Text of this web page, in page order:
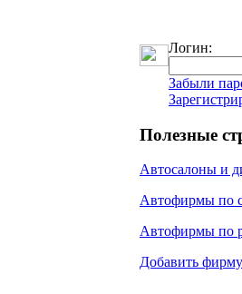
Логин:
Забыли
Полезные
Автосалоны и
Автофирмы по
Автофирмы по
Добавить фирму